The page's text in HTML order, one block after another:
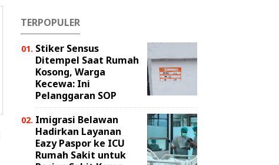
TERPOPULER
Stiker Sensus
Ditempel Saat Rumah
Kosong, Warga
Kecewa: Ini
Pelanggaran SOP
Imigrasi Belawan
Hadirkan Layanan
Eazy Paspor ke ICU
Rumah Sakit untuk